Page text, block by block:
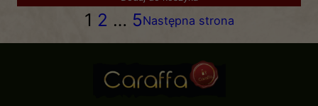
1 2 … 5Następna strona